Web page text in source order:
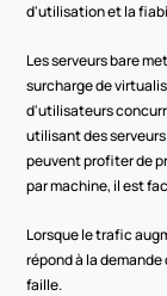
d'utilisation et la
Les serveurs bare
surcharge de
d'utilisateurs
utilisant des
peuvent profiter de
par machine, il est
Lorsque le trafic
répond à la
faille.